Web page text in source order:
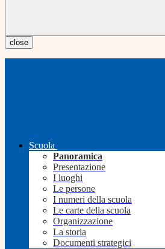
close
Scuola
Panoramica
Presentazione
I luoghi
Le persone
I numeri della scuola
Le carte della scuola
Organizzazione
La storia
Documenti strategici